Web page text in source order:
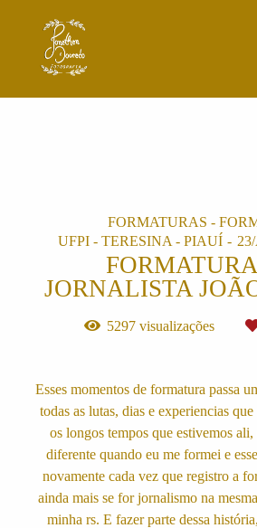
FORMATURAS -
UFPI - TERESINA - PIAUÍ
JORNALISTA
5297 visualizações
Esses momentos de formatura passa
todas as lutas, dias e experiencias
os longos tempos que estivemos
diferente quando eu me formei e
novamente cada vez que registro a
ainda mais se for jornalismo na
minha rs. E fazer parte dessa